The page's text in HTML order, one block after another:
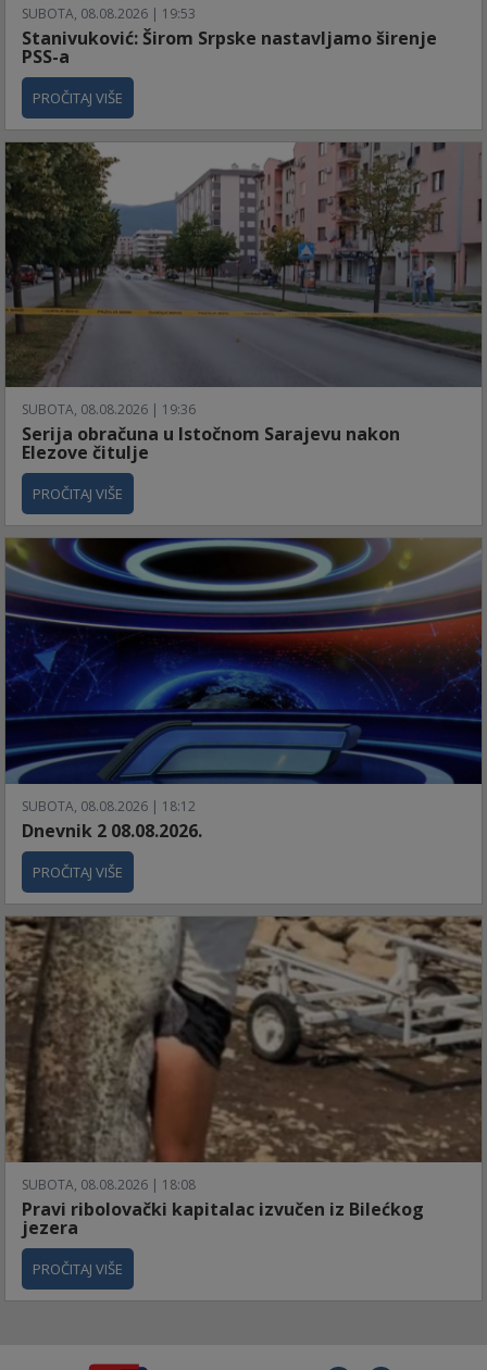
SUBOTA, 08.08.2026 | 19:53
Stanivuković: Širom Srpske nastavljamo širenje
PSS-a
PROČITAJ VIŠE
SUBOTA, 08.08.2026 | 19:36
Serija obračuna u Istočnom Sarajevu nakon
Elezove čitulje
PROČITAJ VIŠE
SUBOTA, 08.08.2026 | 18:12
Dnevnik 2 08.08.2026.
PROČITAJ VIŠE
SUBOTA, 08.08.2026 | 18:08
Pravi ribolovački kapitalac izvučen iz Bilećkog
jezera
PROČITAJ VIŠE